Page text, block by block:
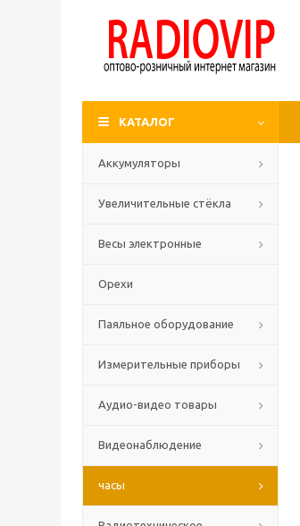
КАТАЛОГ
Аккумуляторы
Увеличительные стёкла
Весы электронные
Орехи
Паяльное оборудование
Измерительные приборы
Аудио-видео товары
Видеонаблюдение
часы